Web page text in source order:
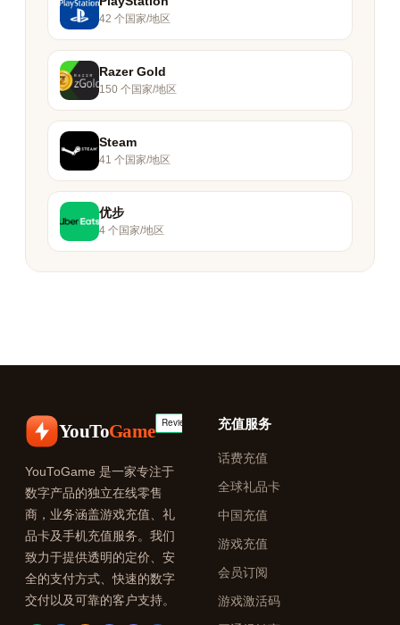
42 个国家/地区
Razer Gold
150 个国家/地区
Steam
41 个国家/地区
优步
4 个国家/地区
YouToGame
YouToGame 是一家专注于
数字产品的独立在线零售
商，业务涵盖游戏充值、礼
品卡及手机充值服务。我们
致力于提供透明的定价、安
全的支付方式、快速的数字
交付以及可靠的客户支持。
充值服务
话费充值
全球礼品卡
中国充值
游戏充值
会员订阅
游戏激活码